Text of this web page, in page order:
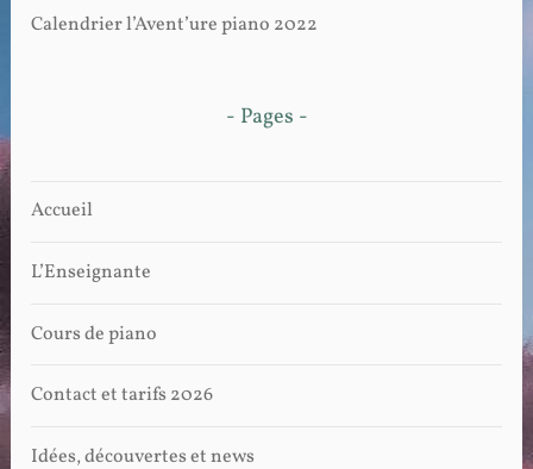
Calendrier l’Avent’ure piano 2022
- Pages -
Accueil
L’Enseignante
Cours de piano
Contact et tarifs 2026
Idées, découvertes et news